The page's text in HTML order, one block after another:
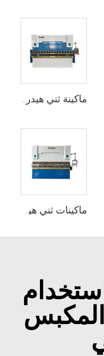
ماكينة ثني هيدروليكية WC67K مع محكم E21
المكبس